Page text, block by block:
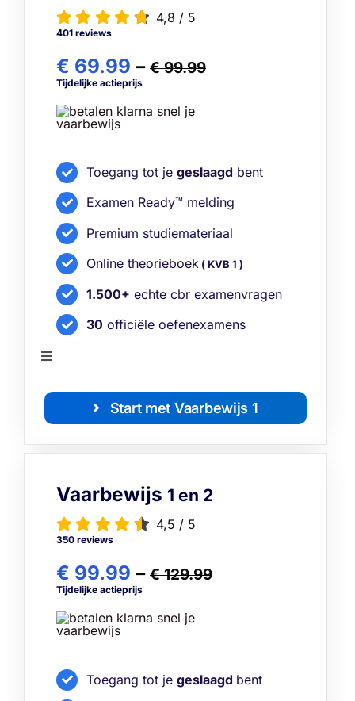
4,8 / 5
401 reviews
€ 69.99 – € 99.99
Tijdelijke actieprijs
Toegang tot jegeslaagd bent
Examen Ready™ melding
Premium studiemateriaal
Online theorieboek ( KVB 1 )
1.500+ echte cbr examenvragen
30 officiële oefenexamens
Toggle
Bekijk alle functies
Start met Vaarbewijs 1
Vaarbewijs 1 en 2
4,5 / 5
350 reviews
€ 99.99 – € 129.99
Tijdelijke actieprijs
Toegang tot jegeslaagd bent